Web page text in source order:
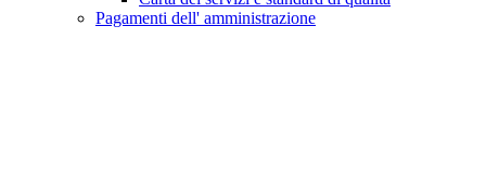
Pagamenti dell' amministrazione